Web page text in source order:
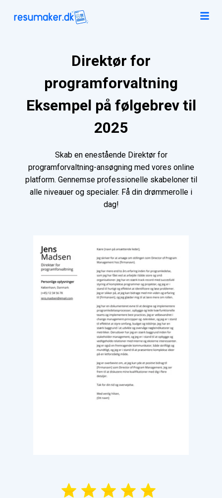
Direktør for
programforvaltning
Eksempel på følgebrev til
2025
Skab en enestående Direktør for
programforvaltning-ansøgning med vores online
platform. Gennemse professionelle skabeloner til
alle niveauer og specialer. Få din drømmerolle i
dag!